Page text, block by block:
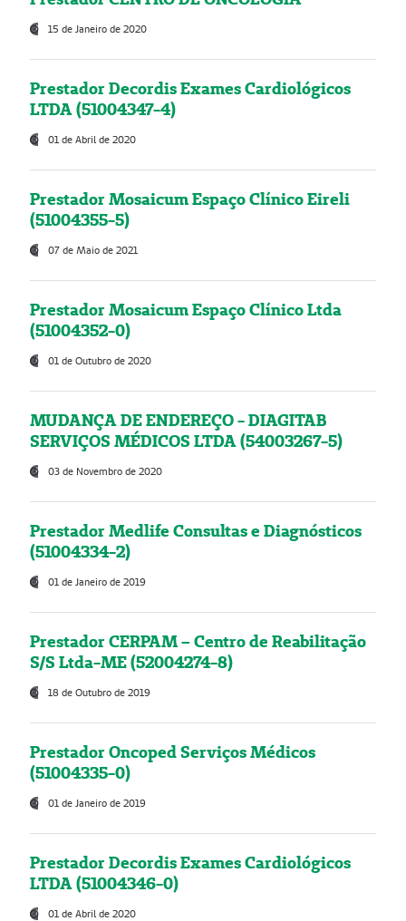
15 de Janeiro de 2020
Prestador Decordis Exames Cardiológicos
LTDA (51004347-4)
01 de Abril de 2020
Prestador Mosaicum Espaço Clínico Eireli
(51004355-5)
07 de Maio de 2021
Prestador Mosaicum Espaço Clínico Ltda
(51004352-0)
01 de Outubro de 2020
MUDANÇA DE ENDEREÇO - DIAGITAB
SERVIÇOS MÉDICOS LTDA (54003267-5)
03 de Novembro de 2020
Prestador Medlife Consultas e Diagnósticos
(51004334-2)
01 de Janeiro de 2019
Prestador CERPAM – Centro de Reabilitação
S/S Ltda-ME (52004274-8)
18 de Outubro de 2019
Prestador Oncoped Serviços Médicos
(51004335-0)
01 de Janeiro de 2019
Prestador Decordis Exames Cardiológicos
LTDA (51004346-0)
01 de Abril de 2020